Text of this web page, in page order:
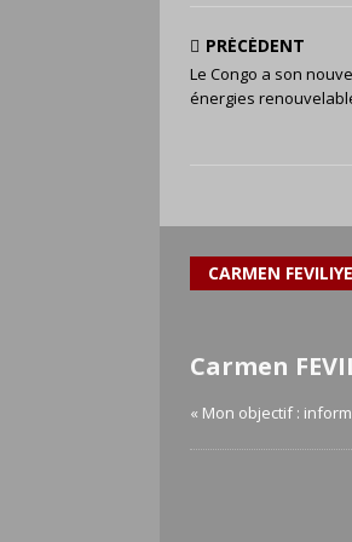
PRÉCÉDENT
Le Congo a son
énergies
CARMEN FEVILIYE
Carmen
« Mon objectif :